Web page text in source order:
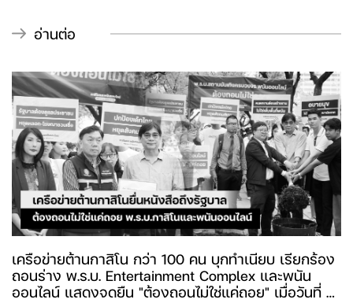
ประชาชนต่อคณะกรรมการการเลือกตั้ง ตรวจสอบราย
ชื่อเพื่อขอคณะรัฐมนตรีเห็นชอบจัดทำประชามติ “เอา-ไม่
อ่านต่อ
เครือข่ายต้านกาสิโน กว่า 100 คน บุกทำเนียบ เรียกร้อง
ถอนร่าง พ.ร.บ. Entertainment Complex และพนัน
ออนไลน์ แสดงจุดยืน "ต้องถอนไม่ใช่แค่ถอย" เมื่อวันที่ 2